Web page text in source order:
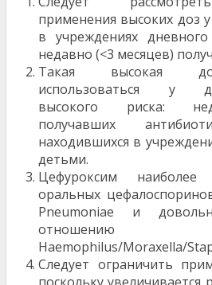
применения высоких доз
в учреждениях
недавно (<3 месяцев)
Такая высокая
использоваться у
высокого риска:
получавших
находившихся в
детьми.
Цефуроксим
оральных
Pneumoniae и
Haemophilus/Moraxella/
Следует ограничить